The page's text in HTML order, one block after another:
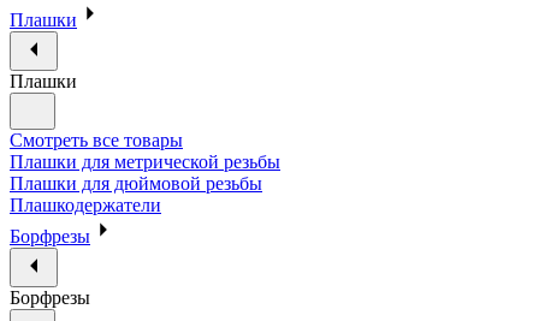
Плашки
Плашки
Смотреть все товары
Плашки для метрической резьбы
Плашки для дюймовой резьбы
Плашкодержатели
Борфрезы
Борфрезы